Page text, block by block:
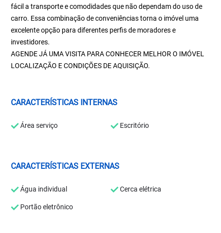
fácil a transporte e comodidades que não dependam do uso de
carro. Essa combinação de conveniências torna o imóvel uma
excelente opção para diferentes perfis de moradores e
investidores.
AGENDE JÁ UMA VISITA PARA CONHECER MELHOR O IMÓVEL
LOCALIZAÇÃO E CONDIÇÕES DE AQUISIÇÃO.
CARACTERÍSTICAS INTERNAS
Área serviço Escritório
CARACTERÍSTICAS EXTERNAS
Água individual Cerca elétrica
Portão eletrônico